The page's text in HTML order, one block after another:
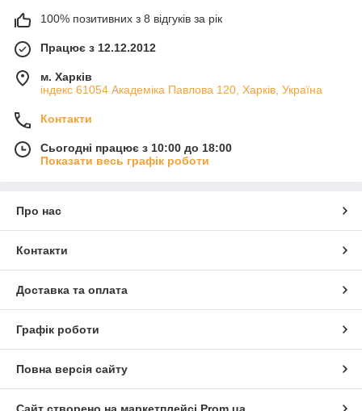
100% позитивних з 8 відгуків за рік
Працює з 12.12.2012
м. Харків
індекс 61054 Академіка Павлова 120, Харків, Україна
Контакти
Сьогодні працює з 10:00 до 18:00
Показати весь графік роботи
Про нас
Контакти
Доставка та оплата
Графік роботи
Повна версія сайту